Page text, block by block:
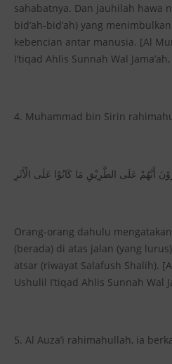
sahabatnya. Dan jauhilah hawa
bid’ah-bid’ah) yang
kebencian antar manusia. [Al
I’tiqad Ahlis Sunnah Wal
4. Muhammad bin Sirin
أَنَّهُمْ عَلَى الطَّرِيْقِ مَا كَانُوْا عَلَى الْأَثَرِ
Orang-orang dahulu
(berada) di atas jalan (yang
atsar (riwayat Salafush Shalih).
Ushulil I’tiqad Ahlis Sunnah Wal
5. Al Auza’i rahimahullah, ia